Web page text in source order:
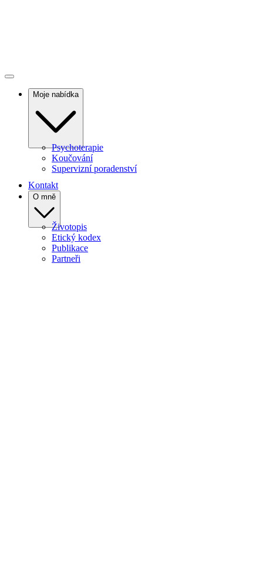
Moje nabídka
Psychoterapie
Koučování
Supervizní poradenství
Kontakt
O mně
Životopis
Etický kodex
Publikace
Partneři